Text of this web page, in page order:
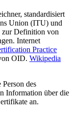
standardisiert
Union (ITU) und
Definition von
Internet
Practice
OID. Wikipedia
des
Information über die
an.